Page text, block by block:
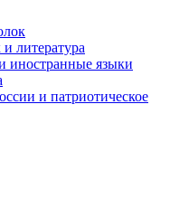
литература
иностранные языки
и патриотическое